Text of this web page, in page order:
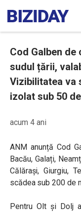
Cod Galben de
sudul țării,
Vizibilitatea va
izolat sub 50
acum 4 ani
ANM anunță Cod
Bacău, Galați,
Călărași, Giurgiu,
scădea sub 200 de
Pentru Olt și Dolj